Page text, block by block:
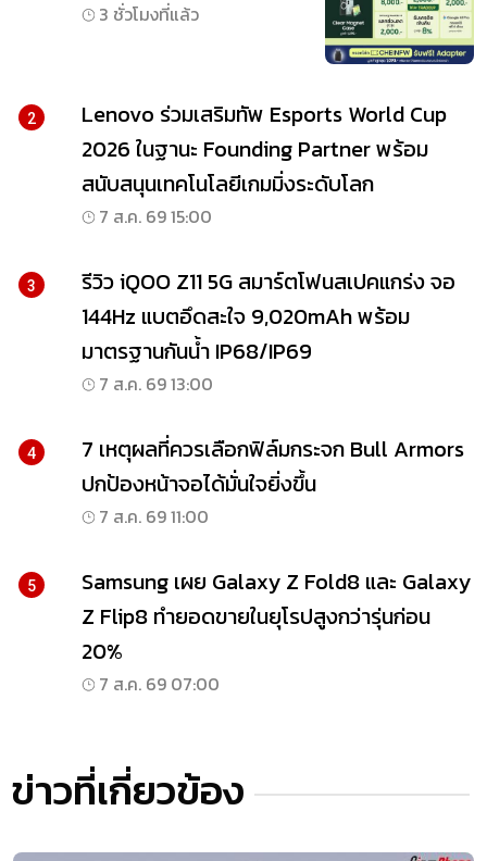
3 ชั่วโมงที่แล้ว
2
Lenovo ร่วมเสริมทัพ Esports World Cup
2026 ในฐานะ Founding Partner พร้อม
สนับสนุนเทคโนโลยีเกมมิ่งระดับโลก
7 ส.ค. 69 15:00
3
รีวิว iQOO Z11 5G สมาร์ตโฟนสเปคแกร่ง จอ
144Hz แบตอึดสะใจ 9,020mAh พร้อม
มาตรฐานกันน้ำ IP68/IP69
7 ส.ค. 69 13:00
4
7 เหตุผลที่ควรเลือกฟิล์มกระจก Bull Armors
ปกป้องหน้าจอได้มั่นใจยิ่งขึ้น
7 ส.ค. 69 11:00
5
Samsung เผย Galaxy Z Fold8 และ Galaxy
Z Flip8 ทำยอดขายในยุโรปสูงกว่ารุ่นก่อน
20%
7 ส.ค. 69 07:00
ข่าวที่เกี่ยวข้อง